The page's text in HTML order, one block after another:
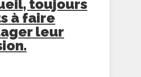
toujours
à faire
leur